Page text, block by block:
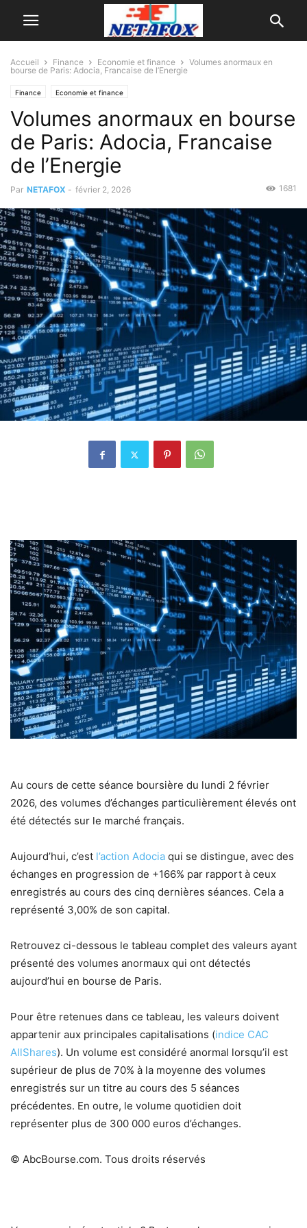
Accueil Finance Economie et finance
Volumes anormaux en
bourse de Paris: Adocia, Francaise de l’Energie
Finance Economie et finance
Volumes anormaux en bourse
de Paris: Adocia, Francaise
de l’Energie
Par NETAFOX - février 2, 2026 1681
Au cours de cette séance boursière du lundi 2 février
2026, des volumes d’échanges particulièrement élevés ont
été détectés sur le marché français.
Aujourd’hui, c’est l’action Adocia qui se distingue, avec des
échanges en progression de +166% par rapport à ceux
enregistrés au cours des cinq dernières séances. Cela a
représenté 3,00% de son capital.
Retrouvez ci-dessous le tableau complet des valeurs ayant
présenté des volumes anormaux qui ont détectés
aujourd’hui en bourse de Paris.
Pour être retenues dans ce tableau, les valeurs doivent
appartenir aux principales capitalisations (indice CAC
AllShares). Un volume est considéré anormal lorsqu’il est
supérieur de plus de 70% à la moyenne des volumes
enregistrés sur un titre au cours des 5 séances
précédentes. En outre, le volume quotidien doit
représenter plus de 300 000 euros d’échanges.
© AbcBourse.com. Tous droits réservés